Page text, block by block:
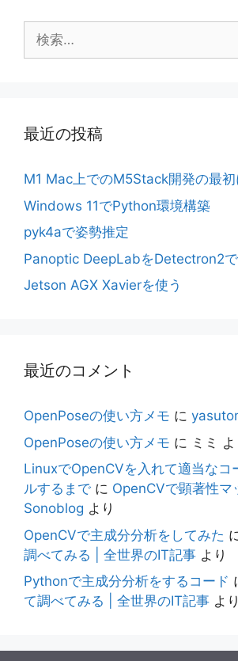
索:
最近の投稿
M1 Mac上でのM5Stack開発の最初
Windows 11でPython環境構築
pyk4aで姿勢推定
Panoptic DeepLabをDetectron2
Jetson AGX Xavierを使う
最近のコメント
OpenPoseの使い方メモ に
OpenPoseの使い方メモ に ミミ よ
LinuxでOpenCVを入れて適当なコ
ルするまで に OpenCVで顕著性マ
Sonoblog より
OpenCVで主成分分析をしてみた
調べてみる | 全世界のIT記事 より
Pythonで主成分分析をするコード
て調べてみる | 全世界のIT記事 より